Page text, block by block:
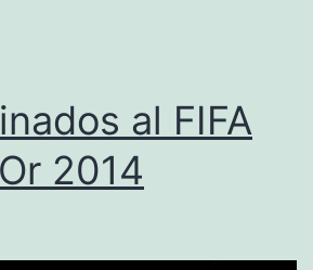
al FIFA
2014